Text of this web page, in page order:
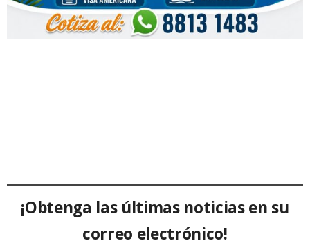
¡Obtenga las últimas noticias en su
correo electrónico!